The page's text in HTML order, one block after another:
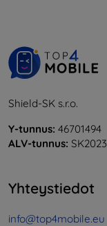
Shield-SK s.r.o.
Y-tunnus: 46701494
ALV-tunnus:
Yhteystiedot
info@top4mobile.eu